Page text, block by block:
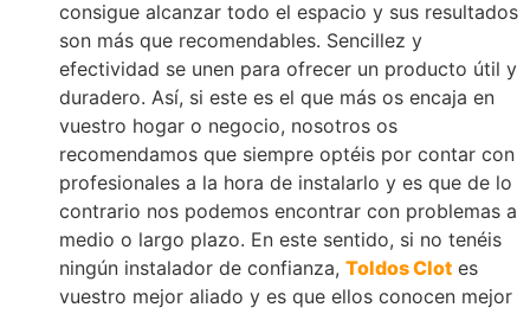
consigue alcanzar todo el espacio y sus resultados
son más que recomendables. Sencillez y
efectividad se unen para ofrecer un producto útil y
duradero. Así, si este es el que más os encaja en
vuestro hogar o negocio, nosotros os
recomendamos que siempre optéis por contar con
profesionales a la hora de instalarlo y es que de lo
contrario nos podemos encontrar con problemas a
medio o largo plazo. En este sentido, si no tenéis
ningún instalador de confianza, Toldos Clot es
vuestro mejor aliado y es que ellos conocen mejor